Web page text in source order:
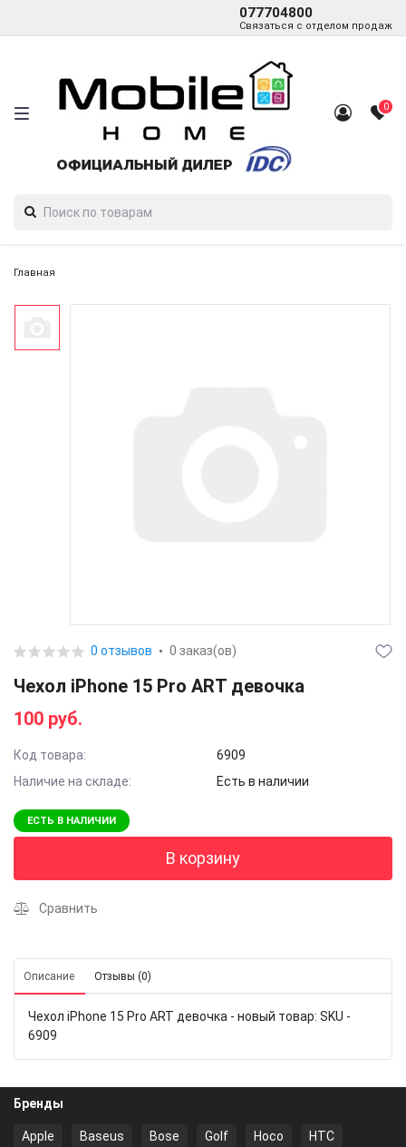
077704800
Связаться с отделом продаж
0
Главная
0 отзывов 0 заказ(ов)
Чехол iPhone 15 Pro ART девочка
100 руб.
Код товара:
6909
Наличие на складе:
Есть в наличии
ЕСТЬ В НАЛИЧИИ
В корзину
Сравнить
Описание Отзывы (0)
Чехол iPhone 15 Pro ART девочка - новый товар: SKU -
6909
Бренды
Apple Baseus Bose Golf Hoco HTC